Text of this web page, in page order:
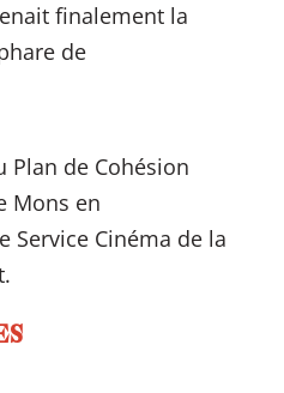
finalement la
de
Plan de Cohésion
Mons en
Service Cinéma de la